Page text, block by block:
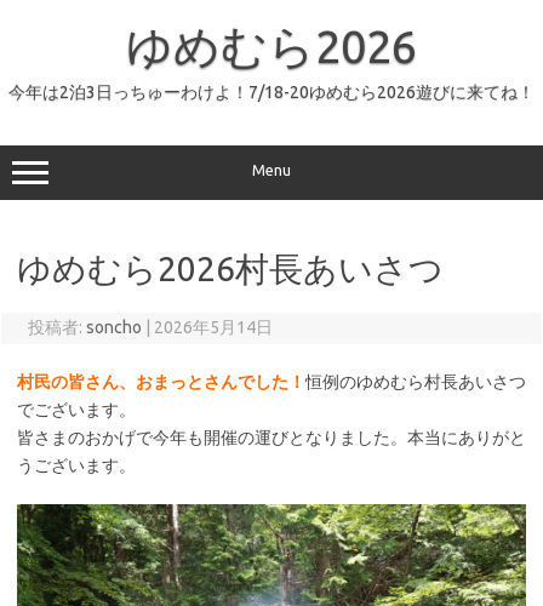
へ
ッ
プ
ゆめむら2026
今年は2泊3日っちゅーわけよ！7/18-20ゆめむら2026遊びに来てね！
Menu
ゆめむら2026村長あいさつ
投稿者: soncho 2026年5月14日
村民の皆さん、おまっとさんでした！恒例のゆめむら村長あいさつ
でございます。
皆さまのおかげで今年も開催の運びとなりました。本当にありがと
うございます。